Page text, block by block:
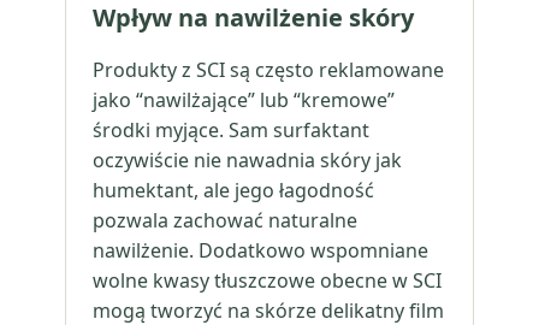
Wpływ na nawilżenie skóry
Produkty z SCI są często reklamowane
jako “nawilżające” lub “kremowe”
środki myjące. Sam surfaktant
oczywiście nie nawadnia skóry jak
humektant, ale jego łagodność
pozwala zachować naturalne
nawilżenie. Dodatkowo wspomniane
wolne kwasy tłuszczowe obecne w SCI
mogą tworzyć na skórze delikatny film